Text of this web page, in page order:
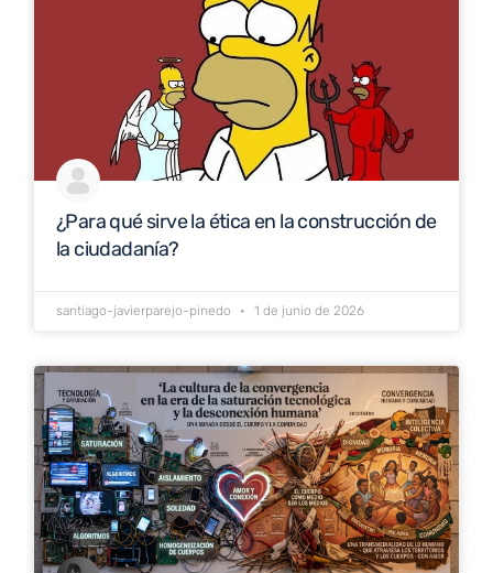
¿Para qué sirve la ética en la construcción de
la ciudadanía?
santiago-javierparejo-pinedo 1 de junio de 2026